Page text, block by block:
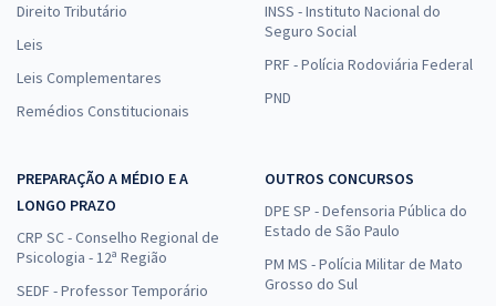
Direito Tributário
Leis
Leis Complementares
Remédios Constitucionais
INSS - Instituto Nacional do
Seguro Social
PRF - Polícia Rodoviária Federal
PND
PREPARAÇÃO A MÉDIO E A
LONGO PRAZO
CRP SC - Conselho Regional de
Psicologia - 12ª Região
SEDF - Professor Temporário
OUTROS CONCURSOS
DPE SP - Defensoria Pública do
Estado de São Paulo
PM MS - Polícia Militar de Mato
Grosso do Sul